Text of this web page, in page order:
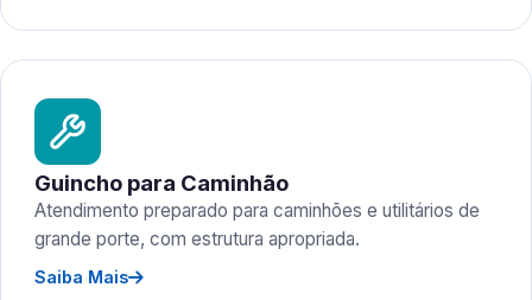
Guincho para Caminhão
Atendimento preparado para caminhões e utilitários de
grande porte, com estrutura apropriada.
Saiba Mais